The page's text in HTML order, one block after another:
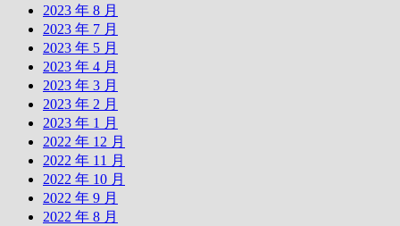
2023 年 8 月
2023 年 7 月
2023 年 5 月
2023 年 4 月
2023 年 3 月
2023 年 2 月
2023 年 1 月
2022 年 12 月
2022 年 11 月
2022 年 10 月
2022 年 9 月
2022 年 8 月